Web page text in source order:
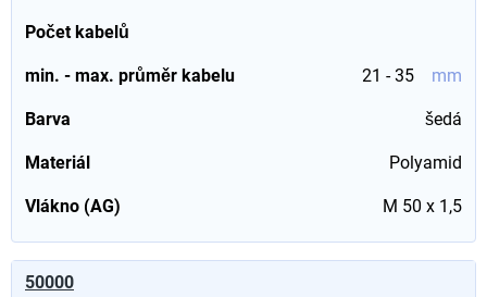
Počet kabelů
min. - max. průměr kabelu 21 - 35 mm
Barva šedá
Materiál Polyamid
Vlákno (AG) M 50 x 1,5
50000